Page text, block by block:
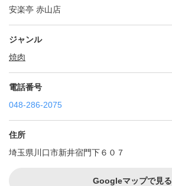
安楽亭 赤山店
ジャンル
焼肉
電話番号
048-286-2075
住所
埼玉県川口市新井宿門下６０７
Googleマップで見る